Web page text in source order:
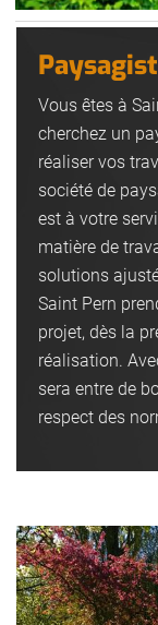
Vous êtes à
cherchez un
réaliser vos
société de
est à votre
matière de
solutions
Saint Pern
projet, dès la
réalisation.
sera entre de
respect des